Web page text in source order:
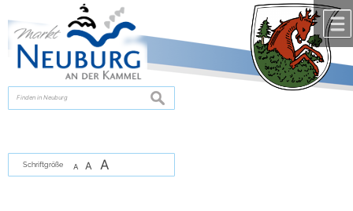
zur Navigationoder
springen.
suchen
Schriftgröße A A A